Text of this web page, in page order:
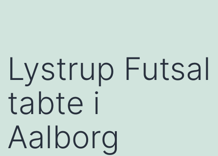
Lystrup Futsal
tabte i
Aalborg